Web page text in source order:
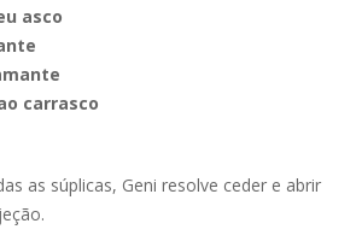
asco
carrasco
as súplicas, Geni resolve ceder e abrir